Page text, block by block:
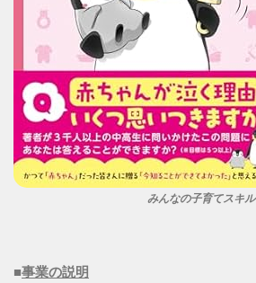
みんなの子育てスキル
■事業の説明